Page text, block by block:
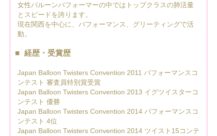
女性バルーンパフォーマーの中ではトップクラスの肺活量
とスピードを誇ります。
現在関西を中心に、パフォーマンス、グリーティングで活
動。
経歴・受賞歴
Japan Balloon Twisters Convention 2011 パフォーマンスコ
ンテスト 審査員特別賞受賞
Japan Balloon Twisters Convention 2013 イグツイスターコ
ンテスト 優勝
Japan Balloon Twisters Convention 2014 パフォーマンスコ
ンテスト 4位
Japan Balloon Twisters Convention 2014 ツイスト15コンテ